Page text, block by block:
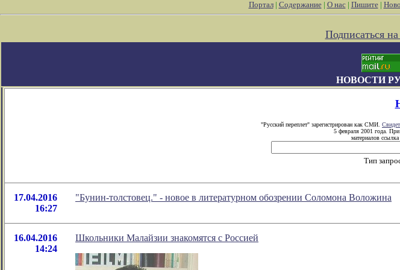
Портал| Содержание| О нас| Пишите|
Подписаться
НОВОСТИ
"Русский переплет" зарегистрирован как СМИ.
5 февраля 2001 года.
материалов
Тип
17.04.2016
16:27
"Бунин-толстовец." - новое в литературном обозрении Соломона Воложина
16.04.2016
14:24
Школьники Малайзии знакомятся с Россией